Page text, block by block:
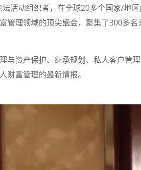
活动组织者，在全球20多个国家/地
管理领域的顶尖盛会，聚集了300多
与资产保护、继承规划、私人客户
财富管理的最新情报。